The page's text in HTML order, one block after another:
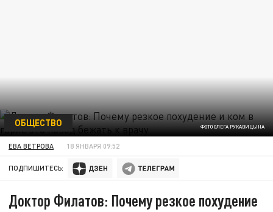
ФОТО ОЛЕГА РУКАВИЦЫНА
ОБЩЕСТВО
ЕВА ВЕТРОВА 18 ЯНВАРЯ 09:52
ПОДПИШИТЕСЬ:
Доктор Филатов: Почему резкое похудение